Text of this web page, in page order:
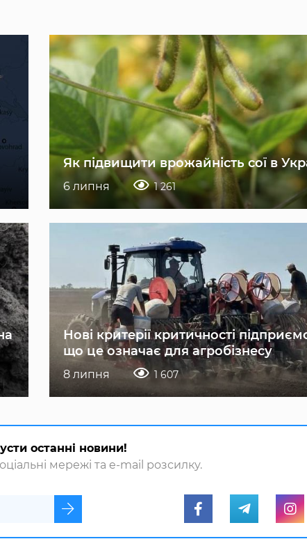
Як підвищити врожайність сої в
6 липня 1 261
Нові критерії критичності
що це означає для агробізнесу
8 липня 1 607
останні новини!
мережі та e-mail розсилку.